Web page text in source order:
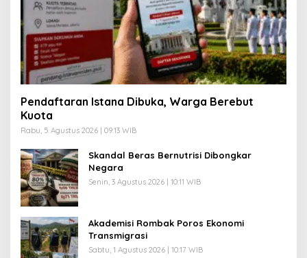
Pendaftaran Istana Dibuka, Warga Berebut
Kuota
Rabu, 5 Agustus 2026 | 09:13 WIB
Skandal Beras Bernutrisi Dibongkar
Negara
Senin, 3 Agustus 2026 | 10:11 WIB
Akademisi Rombak Poros Ekonomi
Transmigrasi
Sabtu, 1 Agustus 2026 | 10:17 WIB